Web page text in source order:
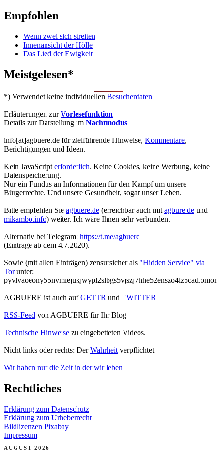
Empfohlen
Wenn zwei sich streiten
Innenansicht der Hölle
Das Lied der Ewigkeit
Meistgelesen*
*) Verwendet keine individuellen Besucherdaten
Erläuterungen zurVorlesefunktion
Details zur Darstellung im Nachtmodus
info[at]agbuere.de für zielführende Hinweise, Kommentare,
Berichtigungen und Ideen.
Kein JavaScript erforderlich. Keine Cookies, keine Werbung, keine
Datenspeicherung.
Nur ein Fundus an Informationen für den Kampf um unsere
Bürgerrechte. Und unsere Gesundheit, sogar unser Leben.
Bitte empfehlen Sie agbuere.de (erreichbar auch mit agbüre.de und
mikambo.info) weiter. Ich wäre Ihnen sehr verbunden.
Alternativ bei Telegram: https://t.me/agbuere
(Einträge ab dem 4.7.2020).
Sowie (mit allen Einträgen) zensursicher als "Hidden Service" via
Torunter:
AGBUERE ist auch aufGETTR und TWITTER
RSS-Feed von AGBUERE für Ihr Blog
Technische Hinweise zu eingebetteten Videos.
Nicht links oder rechts: DerWahrheit verpflichtet.
Wir haben nur die Zeit in der wir leben
Rechtliches
Erklärung zum Datenschutz
Erklärung zum Urheberrecht
Bildlizenzen Pixabay
Impressum
AUGUST 2026